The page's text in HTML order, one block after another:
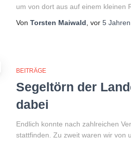
um von dort aus auf einem kleinen
Von Torsten Maiwald , vor 5 Jahren
BEITRÄGE
Segeltörn der
dabei
Endlich konnte nach zahlreichen
stattfinden. Zu zweit waren wir von